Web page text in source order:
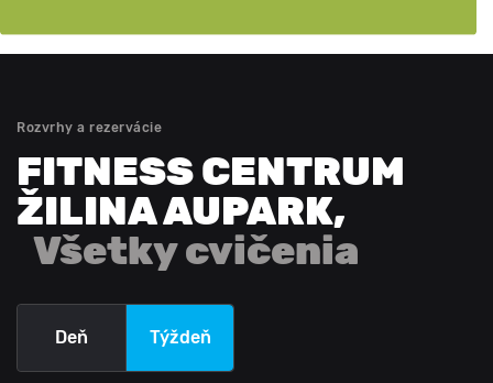
Rozvrhy a rezervácie
FITNESS CENTRUM
ŽILINA AUPARK,
Všetky cvičenia
Deň Týždeň